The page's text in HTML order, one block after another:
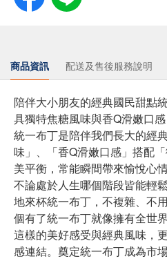
商品資訊 配送及售後服務說明
陪伴大小朋友的經典國民甜點
具獨特焦糖風味與香Q滑嫩口
統一布丁是陪伴我們長大的經
味」、「香Q滑嫩口感」搭配
美平衡，常能瞬間帶來愉悅心情
不論處於人生哪個階段皆能輕
地來杯統一布丁，不複雜、不
個有了統一布丁就像擁有全世
這樣的美好感受與經典風味，
感連結。奠定統一布丁成為市